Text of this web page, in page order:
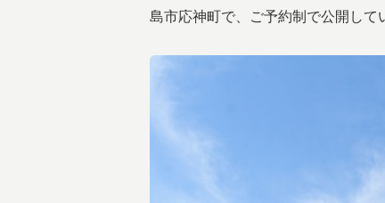
島市応神町で、ご予約制で公開して